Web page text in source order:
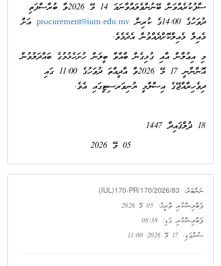
ސާފުކުރެއްވަން ބޭނުންވެލައްވާނަމަ 14 މޭ 2026ވާ ބުރާސްފަތި
ދުވަހުގެ 14:00ގެ ކުރިން
procurement@ium.edu.mv އަށް
މެއިލް މެއިލްކޮށްދެއްވުން އެދެމެވެ.
މި އިޢުލާން އާއި ގުޅިގެން ބާއްވާ ބީލަން ހުށަހެޅުމުގެ ބައްދަލުވުން
އޮންނާނީ 17 މޭ 2026ވާ އާދީއްތަ ދުވަހުގެ 11:00 ގައި
ދިވެހިރާއްޖޭގެ އިސްލާމީ ޔުނިވަރސިޓީގައި އެވެ.
18 ޛުލްޤައިދާ 1447
05 މޭ 2026
ނަންބަރު: (IUL)170-PR/170/2026/83
ޕަބްލިޝްކުރި ތާރީޚު: 05 މޭ 2026
ޕަބްލިޝްކުރި ގަޑި: 08:38
ސުންގަޑި: 17 މޭ 2026 11:00